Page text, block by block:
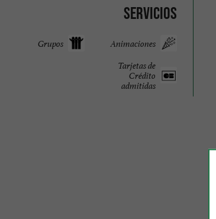
Servicios
Animaciones
Grupos
Tarjetas de
Crédito
admitidas